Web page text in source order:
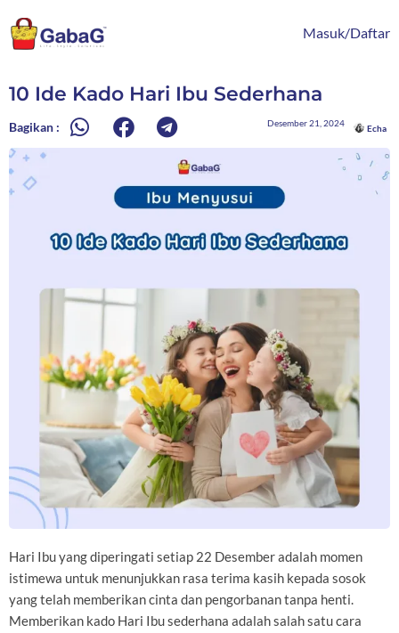
ke
konten
Masuk/Daftar
10 Ide Kado Hari Ibu Sederhana
Bagikan : Desember 21, 2024
Echa
Hari Ibu yang diperingati setiap 22 Desember adalah momen
istimewa untuk menunjukkan rasa terima kasih kepada sosok
yang telah memberikan cinta dan pengorbanan tanpa henti.
Memberikan kado Hari Ibu sederhana adalah salah satu cara